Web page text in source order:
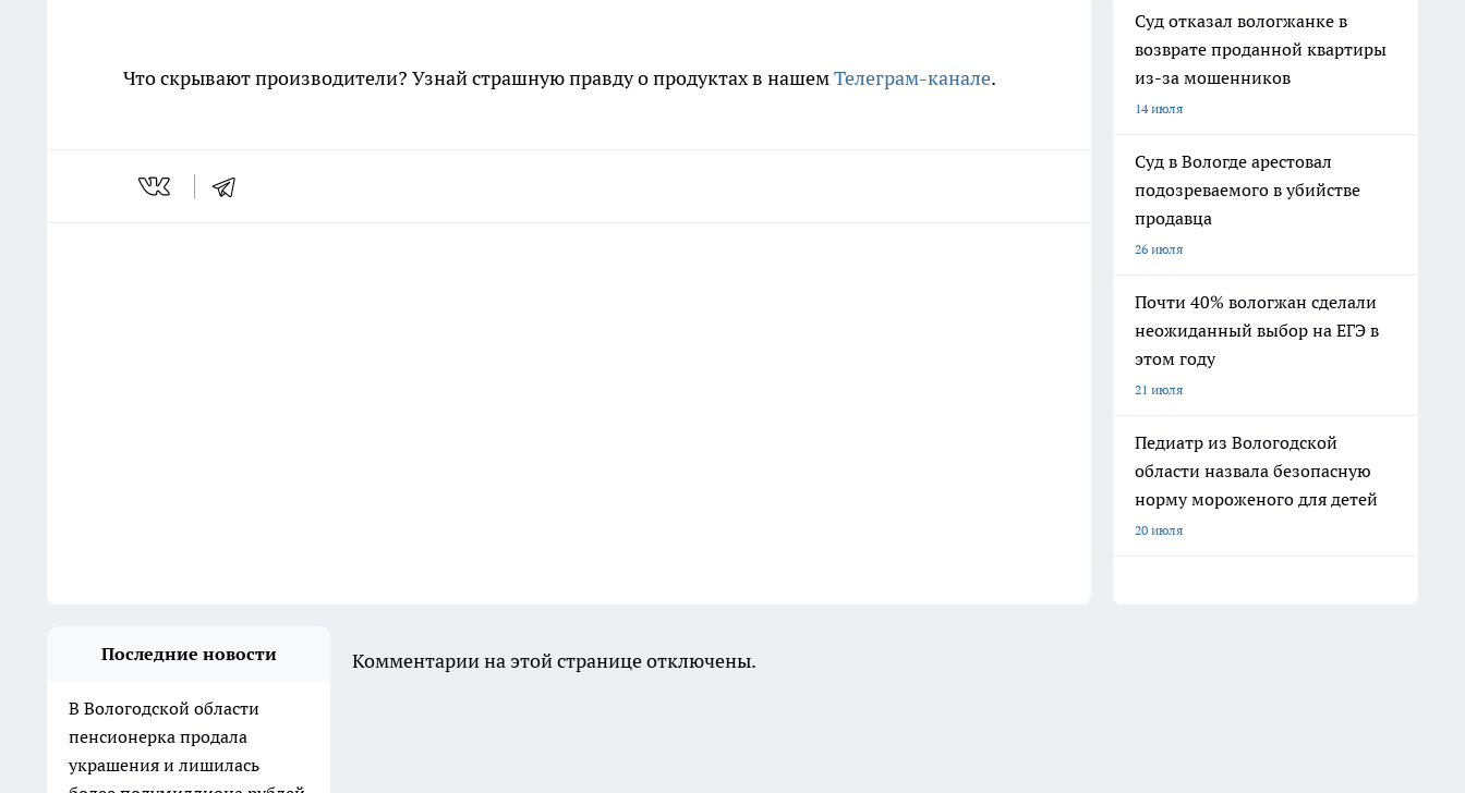
Что скрывают производители? Узнай страшную правду о продуктах в нашемТелеграм-канале.
Суд отказал вологжанке в
возврате проданной квартиры
из-за мошенников
14 июля
Суд в Вологде арестовал
подозреваемого в убийстве
продавца
26 июля
Почти 40% вологжан сделали
неожиданный выбор на ЕГЭ в
этом году
21 июля
Педиатр из Вологодской
области назвала безопасную
норму мороженого для детей
20 июля
Последние новости
В Вологодской области
пенсионерка продала
украшения и лишилась
Комментарии на этой странице отключены.